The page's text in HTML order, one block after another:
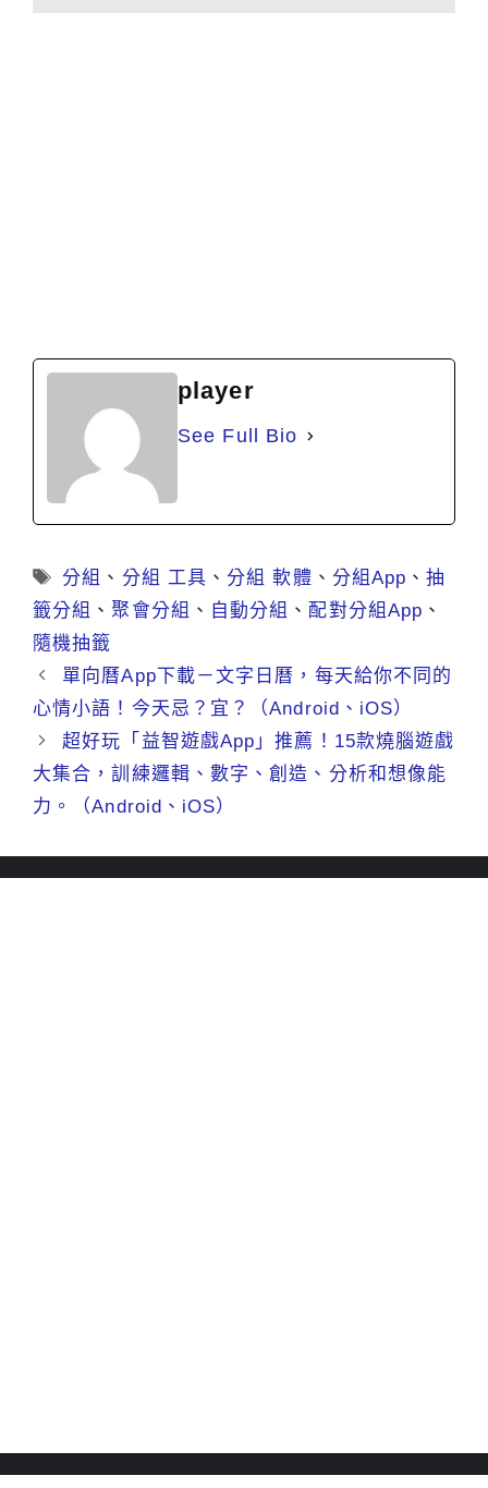
player
See Full Bio
標
籤
分組 、 分組 工具 、分組 軟體 、 分組App 、抽
籤分組 、聚會分組 、 自動分組 、 配對分組App 、
隨機抽籤
單向曆App下載－文字日曆，每天給你不同的
心情小語！今天忌？宜？（Android、iOS）
超好玩「益智遊戲App」推薦！15款燒腦遊戲
大集合，訓練邏輯、數字、創造、分析和想像能
力。（Android、iOS）